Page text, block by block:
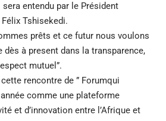
sera entendu par le Président
Tshisekedi.
prêts et ce futur nous voulons
dès à present dans la transparence,
mutuel”.
rencontre de ” Forumqui
comme une plateforme
et d’innovation entre l’Afrique et